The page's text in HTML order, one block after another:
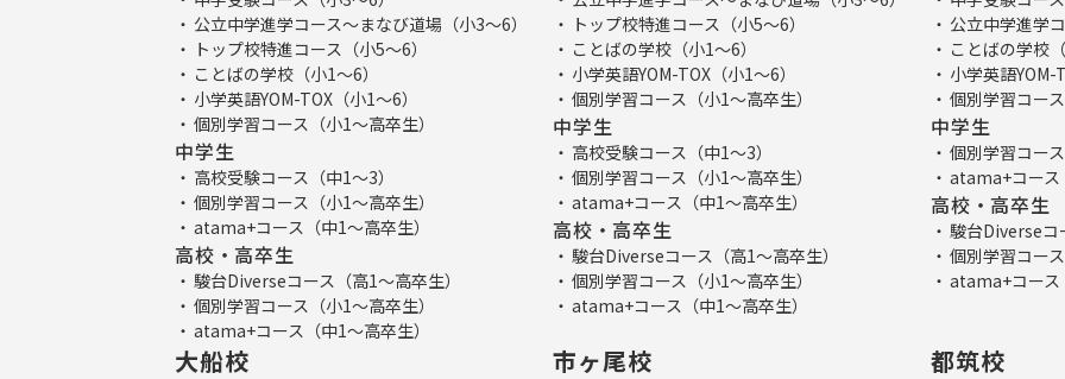
公立中学進学コース～まなび道場（小3～6）
トップ校特進コース（小5～6）
ことばの学校（小1～6）
小学英語YOM-TOX（小1～6）
個別学習コース（小1～高卒生）
中学生
高校受験コース（中1～3）
個別学習コース（小1～高卒生）
atama+コース（中1～高卒生）
高校・高卒生
駿台Diverseコース（高1～高卒生）
個別学習コース（小1～高卒生）
atama+コース（中1～高卒生）
トップ校特進コース（小5～6）
ことばの学校（小1～6）
小学英語YOM-TOX（小1～6）
個別学習コース（小1～高卒生）
中学生
高校受験コース（中1～3）
個別学習コース（小1～高卒生）
atama+コース（中1～高卒生）
高校・高卒生
駿台Diverseコース（高1～高卒生）
個別学習コース（小1～高卒生）
atama+コース（中1～高卒生）
公立中学進学
ことばの学校
小学英語YOM-
個別学習コー
中学生
個別学習コー
atama+コース
高校・高卒生
駿台Diverseコ
個別学習コー
atama+コース
大船校 市ヶ尾校 都筑校